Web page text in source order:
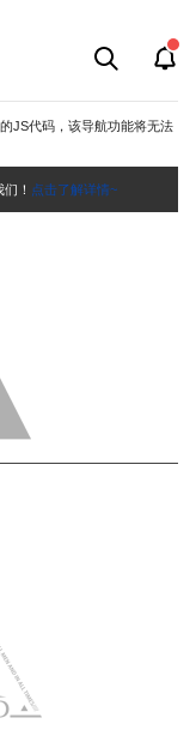
JS代码，该导航功能将无法
！ 点击了解详情~